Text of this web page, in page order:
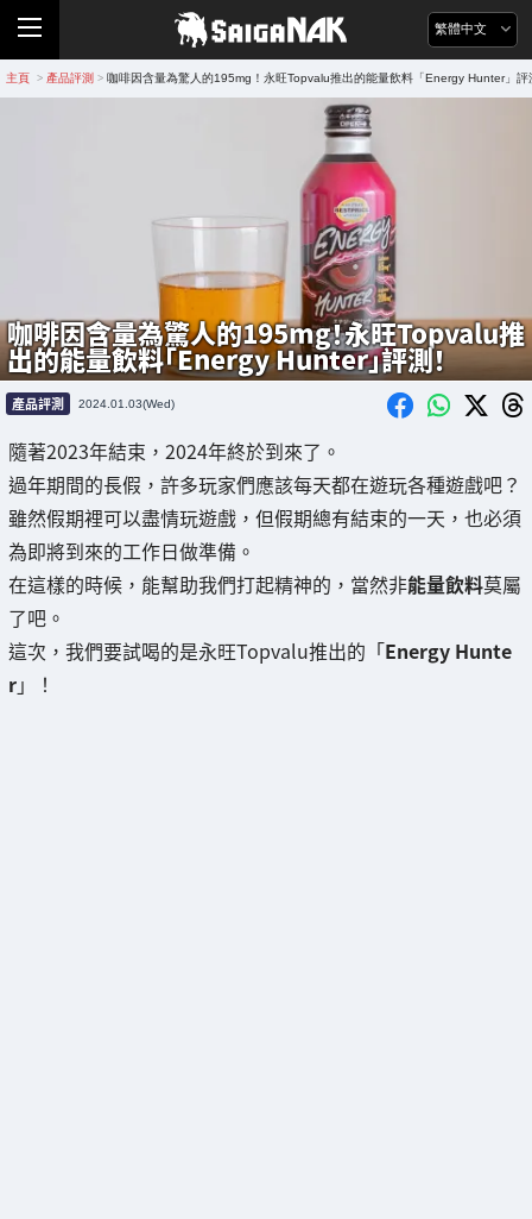
繁體中文
主頁 > 產品評測 > 咖啡因含量為驚人的195mg！永旺Topvalu推出的能量飲料「Energy Hunter」評
咖啡因含量為驚人的195mg！永旺Topvalu推
出的能量飲料「Energy Hunter」評測！
產品評測 2024.01.03(Wed)
隨著2023年結束，2024年終於到來了。
過年期間的長假，許多玩家們應該每天都在遊玩各種遊戲吧？
雖然假期裡可以盡情玩遊戲，但假期總有結束的一天，也必須
為即將到來的工作日做準備。
在這樣的時候，能幫助我們打起精神的，當然非能量飲料莫屬
了吧。
這次，我們要試喝的是永旺Topvalu推出的「Energy Hunte
r」！